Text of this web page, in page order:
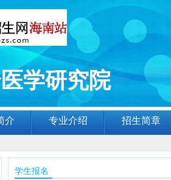
学研究院
介 专业介绍 招生简章
学生报名